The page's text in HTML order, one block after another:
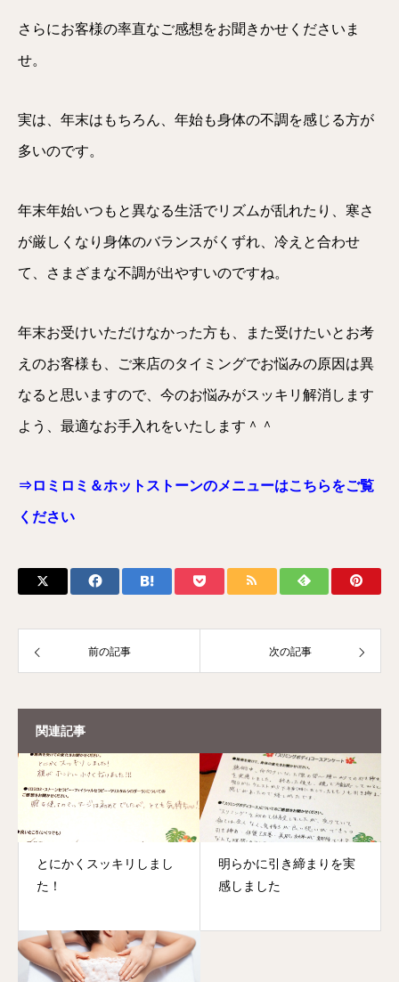
さらにお客様の率直なご感想をお聞きかせくださいま
せ。
実は、年末はもちろん、年始も身体の不調を感じる方が
多いのです。
年末年始いつもと異なる生活でリズムが乱れたり、寒さ
が厳しくなり身体のバランスがくずれ、冷えと合わせ
て、さまざまな不調が出やすいのですね。
年末お受けいただけなかった方も、また受けたいとお考
えのお客様も、ご来店のタイミングでお悩みの原因は異
なると思いますので、今のお悩みがスッキリ解消します
よう、最適なお手入れをいたします＾＾
⇒ロミロミ＆ホットストーンのメニューはこちらをご覧
ください
前の記事 次の記事
関連記事
とにかくスッキリしまし
た！
明らかに引き締まりを実
感しました